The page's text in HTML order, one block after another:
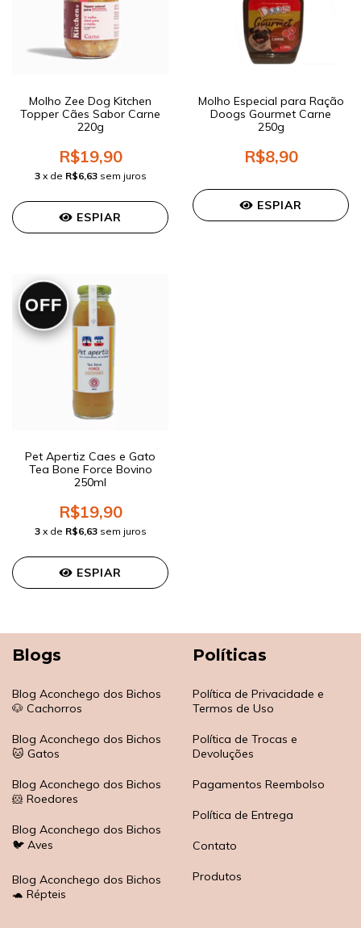
Molho Zee Dog Kitchen
Topper Cães Sabor Carne
220g
R$19,90
3 x de R$6,63 sem juros
ESPIAR
Molho Especial para Ração
Doogs Gourmet Carne
250g
R$8,90
ESPIAR
OFF
Pet Apertiz Caes e Gato
Tea Bone Force Bovino
250ml
R$19,90
3 x de R$6,63 sem juros
ESPIAR
Blogs
Blog Aconchego dos Bichos
🐶 Cachorros
Blog Aconchego dos Bichos
🐱 Gatos
Blog Aconchego dos Bichos
🐹 Roedores
Blog Aconchego dos Bichos
🐦 Aves
Blog Aconchego dos Bichos
🐢 Répteis
Políticas
Política de Privacidade e
Termos de Uso
Política de Trocas e
Devoluções
Pagamentos Reembolso
Política de Entrega
Contato
Produtos